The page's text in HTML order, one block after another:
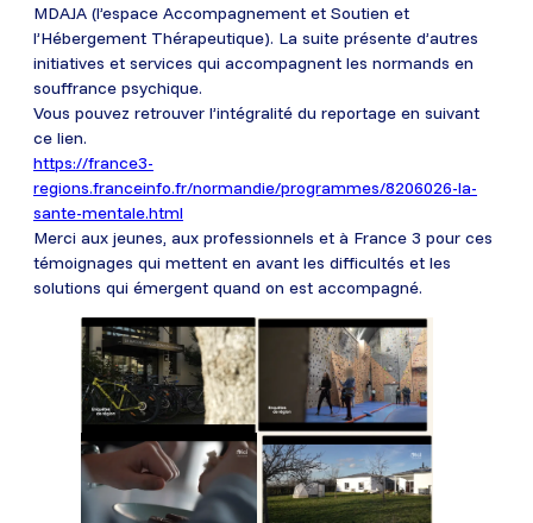
MDAJA (l’espace Accompagnement et Soutien et
l’Hébergement Thérapeutique). La suite présente d’autres
initiatives et services qui accompagnent les normands en
souffrance psychique.
Vous pouvez retrouver l’intégralité du reportage en suivant
ce lien.
https://france3-
regions.franceinfo.fr/normandie/programmes/8206026-la-
sante-mentale.html
Merci aux jeunes, aux professionnels et à France 3 pour ces
témoignages qui mettent en avant les difficultés et les
solutions qui émergent quand on est accompagné.